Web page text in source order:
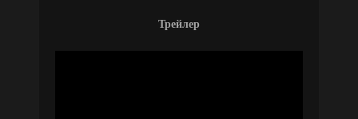
Трейлер